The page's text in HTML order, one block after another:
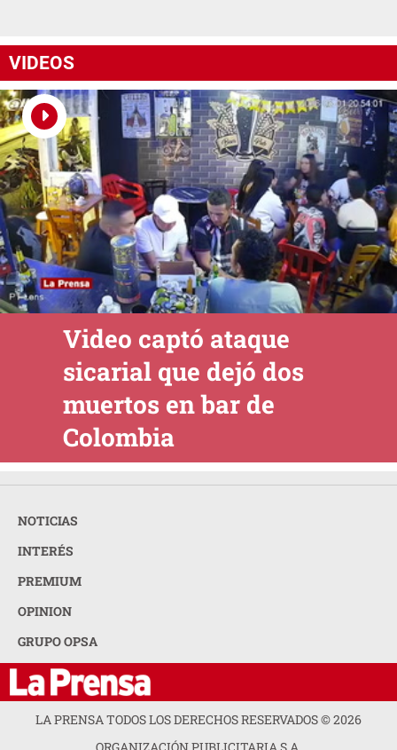
VIDEOS
Video captó ataque
sicarial que dejó dos
muertos en bar de
Colombia
NOTICIAS
INTERÉS
PREMIUM
OPINION
GRUPO OPSA
LA PRENSA TODOS LOS DERECHOS RESERVADOS ©2026